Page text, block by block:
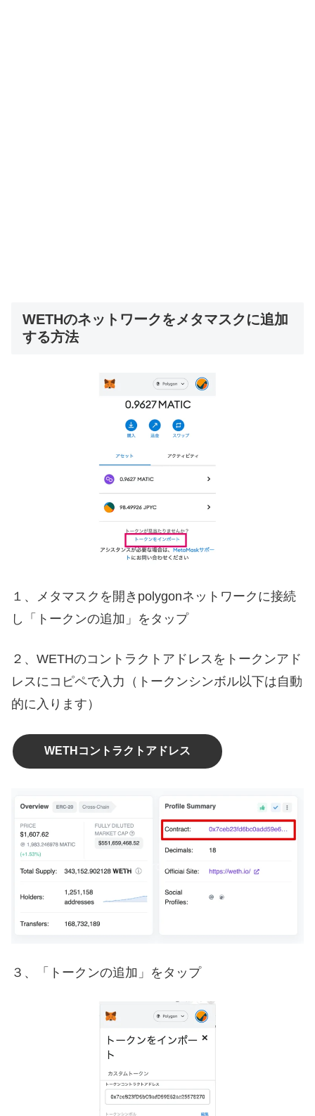
WETHのネットワークをメタマスクに追加
する方法
１、メタマスクを開きpolygonネットワークに接続
し「トークンの追加」をタップ
２、WETHのコントラクトアドレスをトークンアド
レスにコピペで入力（トークンシンボル以下は自動
的に入ります）
WETHコントラクトアドレス
３、「トークンの追加」をタップ